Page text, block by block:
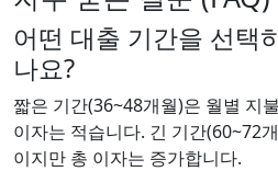
어떤 대출 기간을 선택
나요?
짧은 기간(36~48개월)은 월별 지
이자는 적습니다. 긴 기간(60~72
이지만 총 이자는 증가합니다.